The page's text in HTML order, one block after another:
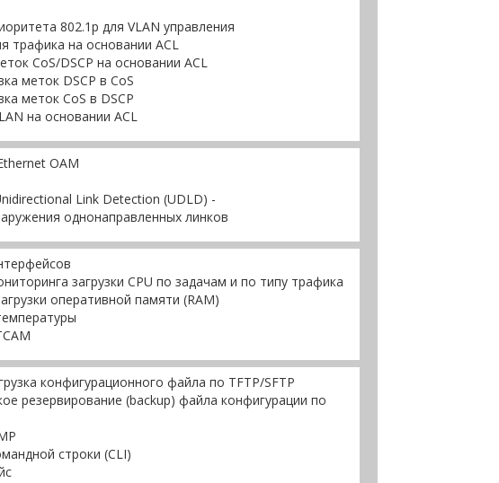
802.1p для VLAN управления
трафика на основании ACL
CoS/DSCP на основании ACL
меток DSCP в CoS
меток CoS в DSCP
на основании ACL
OAM
Link Detection (UDLD) -
однонаправленных линков
загрузки CPU по задачам и по типу трафика
оперативной памяти (RAM)
конфигурационного файла по TFTP/SFTP
резервирование (backup) файла конфигурации по
строки (CLI)